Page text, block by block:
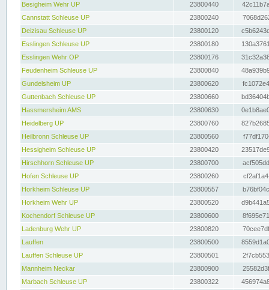
Besigheim Wehr UP
23800440
Cannstatt Schleuse UP
23800240
Deizisau Schleuse UP
23800120
Esslingen Schleuse UP
23800180
Esslingen Wehr OP
23800176
Feudenheim Schleuse UP
23800840
Gundelsheim UP
23800620
Guttenbach Schleuse UP
23800660
Hassmersheim AMS
23800630
Heidelberg UP
23800760
Heilbronn Schleuse UP
23800560
Hessigheim Schleuse UP
23800420
Hirschhorn Schleuse UP
23800700
Hofen Schleuse UP
23800260
Horkheim Schleuse UP
23800557
Horkheim Wehr UP
23800520
Kochendorf Schleuse UP
23800600
Ladenburg Wehr UP
23800820
Lauffen
23800500
Lauffen Schleuse UP
23800501
Mannheim Neckar
23800900
Marbach Schleuse UP
23800322